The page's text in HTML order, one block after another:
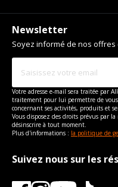
Newsletter
Soyez informé de nos
Votre adresse e-mail sera traitée par
traitement pour lui permettre de
concernant ses activités, produits et
Vous disposez des droits prévus par
désinscrire à tout moment.
Plus d'informations : la politique de
Suivez nous sur les